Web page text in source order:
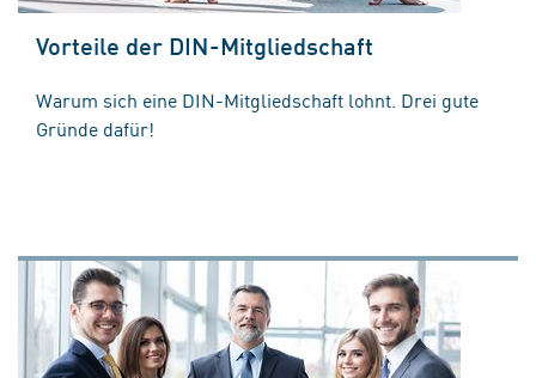
Vorteile der DIN-Mitgliedschaft
Warum sich eine DIN-Mitgliedschaft lohnt. Drei gute
Gründe dafür!